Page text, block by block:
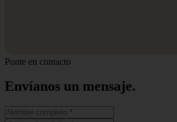
Ponte en contacto
Envíanos un mensaje.